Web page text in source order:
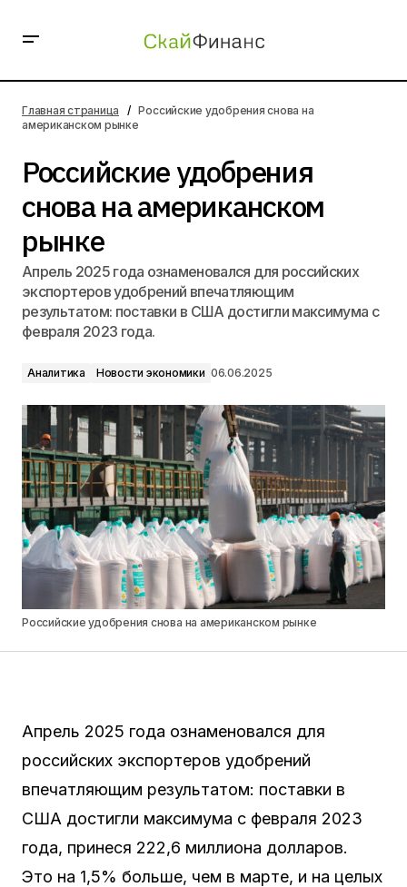
Главная страница
Российские удобрения снова на
американском рынке
Российские удобрения
снова на американском
рынке
Апрель 2025 года ознаменовался для российских
экспортеров удобрений впечатляющим
результатом: поставки в США достигли максимума с
февраля 2023 года.
Аналитика Новости экономики 06.06.2025
Российские удобрения снова на американском рынке
Апрель 2025 года ознаменовался для
российских экспортеров удобрений
впечатляющим результатом: поставки в
США достигли максимума с февраля 2023
года, принеся 222,6 миллиона долларов.
Это на 1,5% больше, чем в марте, и на целых